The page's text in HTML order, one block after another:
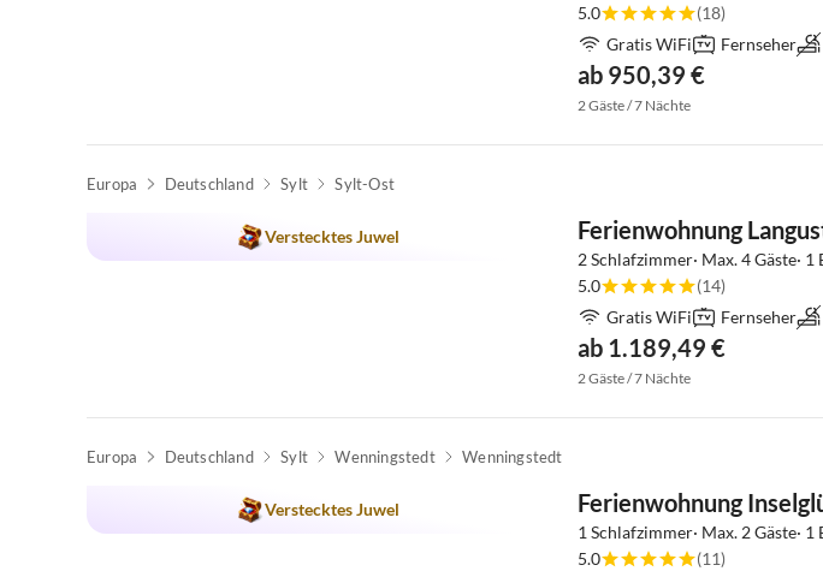
5.0
(18)
Gratis WiFi
Fernseher
ab 950,39 €
2 Gäste / 7 Nächte
Europa Deutschland Sylt Sylt-Ost
Verstecktes Juwel Ferienwohnung
2 Schlafzimmer· Max. 4 Gäste· 1
5.0
(14)
Gratis WiFi
Fernseher
ab 1.189,49 €
2 Gäste / 7 Nächte
Europa Deutschland Sylt Wenningstedt Wenningstedt
Verstecktes Juwel Ferienwohnung
1 Schlafzimmer· Max. 2 Gäste· 1
5.0
(11)